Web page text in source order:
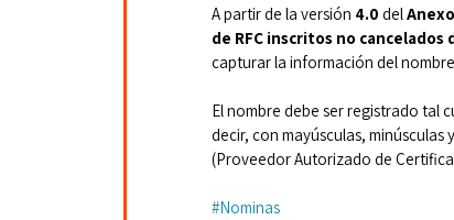
A partir de la versión 4.0 del
de RFC inscritos no cancelados
capturar la información del
El nombre debe ser registrado tal
decir, con mayúsculas,
(Proveedor Autorizado de
#Nominas